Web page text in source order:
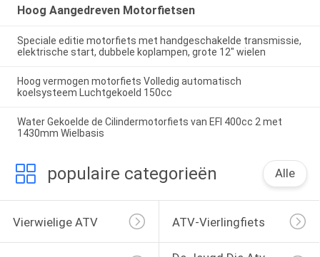
Hoog Aangedreven Motorfietsen
Speciale editie motorfiets met handgeschakelde transmissie,
elektrische start, dubbele koplampen, grote 12" wielen
Hoog vermogen motorfiets Volledig automatisch
koelsysteem Luchtgekoeld 150cc
Water Gekoelde de Cilindermotorfiets van EFI 400cc 2 met
1430mm Wielbasis
populaire categorieën Alle
Vierwielige ATV ATV-Vierlingfiets